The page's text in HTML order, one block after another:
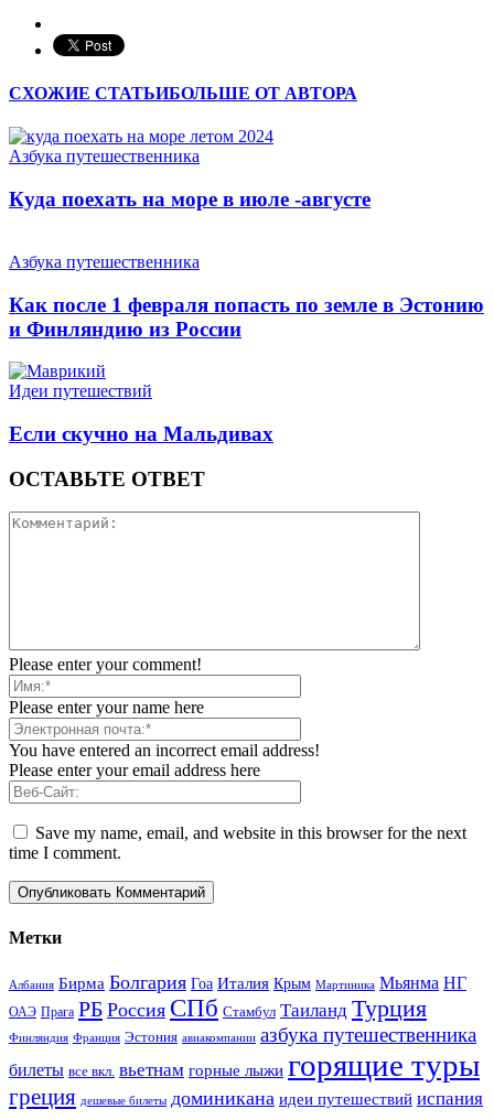
СХОЖИЕ СТАТЬИБОЛЬШЕ ОТ АВТОРА
Азбука путешественника
Куда поехать на море в июле -августе
Азбука путешественника
Как после 1 февраля попасть по земле в Эстонию
и Финляндию из России
Идеи путешествий
Если скучно на Мальдивах
ОСТАВЬТЕ ОТВЕТ
Please enter your comment!
Please enter your name here
You have entered an incorrect email address!
Please enter your email address here
Save my name, email, and website in this browser for the next
time I comment.
Метки
Албания Бирма Болгария Гоа Италия Крым Мартиника Мьянма НГ
ОАЭ Прага РБ Россия СПб Стамбул Таиланд Турция
Финляндия Франция Эстония авиакомпании азбука путешественника
билеты все вкл. вьетнам горные лыжи горящие туры
греция дешевые билеты доминикана идеи путешествий испания